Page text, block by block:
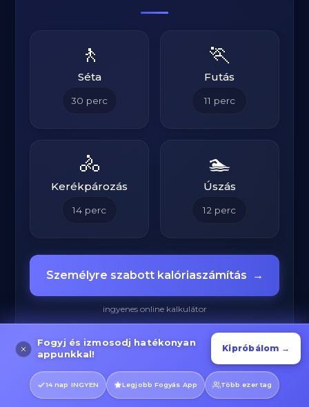
🚶
Séta
30 perc
🏃
Futás
11 perc
🚴
Kerékpározás
14 perc
🏊
Úszás
12 perc
Személyre szabott kalóriaszámítás →
ingyenes online kalkulátor
Fogyj és izmosodj hatékonyan
appunkkal!
Kipróbálom →
14 nap INGYEN Legjobb Fogyás App Több ezer tag